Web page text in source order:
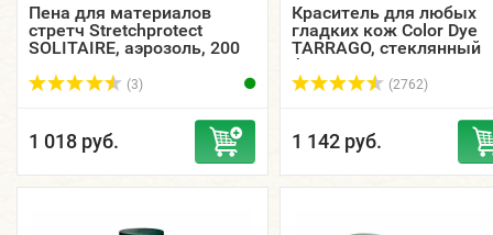
Пена для материалов
стретч Stretchprotect
SOLITAIRE, аэрозоль, 200
(3)
1 018 руб.
Краситель для любых
гладких кож Color Dye
TARRAGO, стеклянный
флакон, 25 мл.
(2762)
1 142 руб.